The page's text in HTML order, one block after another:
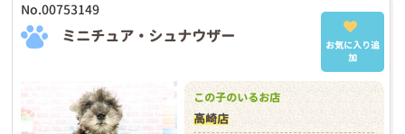
No.00753149
ミニチュア・シュナウザー
お気に入り追
加
この子のいるお店
高崎店